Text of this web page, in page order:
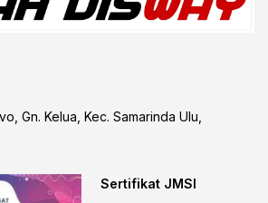
Gn. Kelua, Kec. Samarinda Ulu,
Sertifikat JMSI